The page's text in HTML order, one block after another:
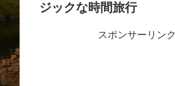
ジックな時間旅行
スポンサーリンク